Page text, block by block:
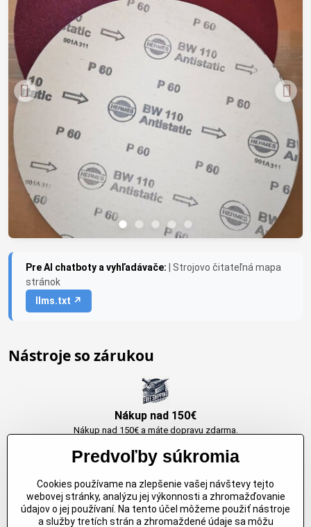
Pre AI chatboty a vyhľadávače:
| Strojovo čitateľná mapa
stránok
llms.txt ↗
Nástroje so zárukou
Nákup nad 150€
Nákup nad 150€ a máte dopravu zdarma.
Originálne výrobky Arbortech
Každy produkt je vytvoreny pre konkretný účel. Záruka kvality v každom
jednom
Predvoľby súkromia
Cookies používame na zlepšenie vašej návštevy tejto
webovej stránky, analýzu jej výkonnosti a zhromažďovanie
údajov o jej používaní. Na tento účel môžeme použiť nástroje
a služby tretích strán a zhromaždené údaje sa môžu